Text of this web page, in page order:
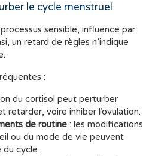
le cycle menstruel
sensible, influencé par
un retard de règles n’indique
:
du cortisol peut perturber
retarder, voire inhiber l’ovulation.
de routine : les modifications
ou du mode de vie peuvent
cycle.